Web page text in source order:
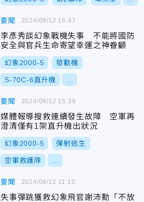
要聞
李彥秀談幻象戰機失事 不能將國防
安全與官兵生命寄望幸運之神眷顧
幻象2000-5 發動機
S-70C-6直升機
2024/09/12 16:47
要聞
媒體報導搜救連續發生故障 空軍再
澄清僅有1架直升機出狀況
幻象2000-5 彈射逃生
空軍救護隊
2024/09/12 15:39
要聞
失事彈跳獲救幻象飛官謝沛勳「不放
2024/09/12 11:10